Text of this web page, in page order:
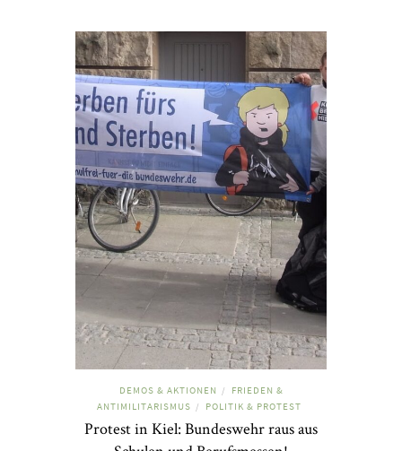
DEMOS & AKTIONEN /
FRIEDEN &
ANTIMILITARISMUS / POLITIK & PROTEST
Protest in Kiel: Bundeswehr raus aus